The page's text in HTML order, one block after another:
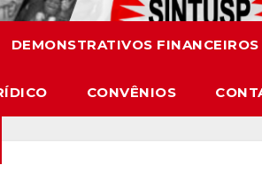
DEMONSTRATIVOS FINANCEIROS
CONVÊNIOS